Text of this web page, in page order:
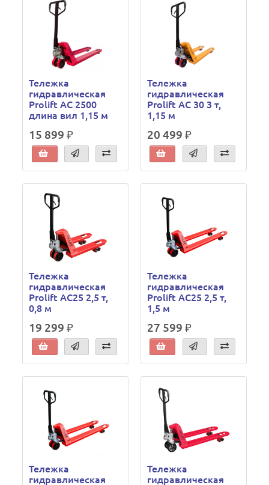
Тележка
гидравлическая
Prolift AC 2500
длина вил 1,15 м
15 899 ₽
Тележка
гидравлическая
Prolift AC 30 3 т,
1,15 м
20 499 ₽
Тележка
гидравлическая
Prolift AC25 2,5 т,
0,8 м
19 299 ₽
Тележка
гидравлическая
Prolift AC25 2,5 т,
1,5 м
27 599 ₽
Тележка
гидравлическая
Тележка
гидравлическая